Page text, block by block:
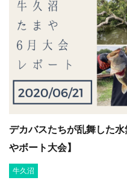
デカバスたちが乱舞した
やボート大会】
牛久沼